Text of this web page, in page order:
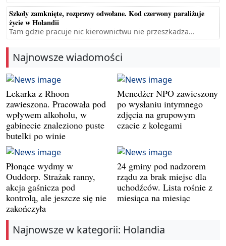
Szkoły zamknięte, rozprawy odwołane. Kod czerwony paraliżuje
życie w Holandii
Tam gdzie pracuje nic kierownictwu nie przeszkadza...
Najnowsze wiadomości
Lekarka z Rhoon
zawieszona. Pracowała pod
wpływem alkoholu, w
gabinecie znaleziono puste
butelki po winie
Menedżer NPO zawieszony
po wysłaniu intymnego
zdjęcia na grupowym
czacie z kolegami
Płonące wydmy w
Ouddorp. Strażak ranny,
akcja gaśnicza pod
kontrolą, ale jeszcze się nie
zakończyła
24 gminy pod nadzorem
rządu za brak miejsc dla
uchodźców. Lista rośnie z
miesiąca na miesiąc
Najnowsze w kategorii: Holandia